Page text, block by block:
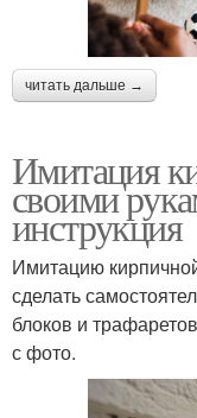
читать дальше →
Имитация
своими
инструкция
Имитацию
сделать
блоков и
с фото.